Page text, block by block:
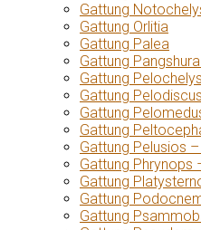
Gattung
Gattung Orlitia
Gattung Palea
Gattung
Gattung
Gattung
Gattung
Gattung
Gattung Pelusios
Gattung Phrynops
Gattung
Gattung
Gattung